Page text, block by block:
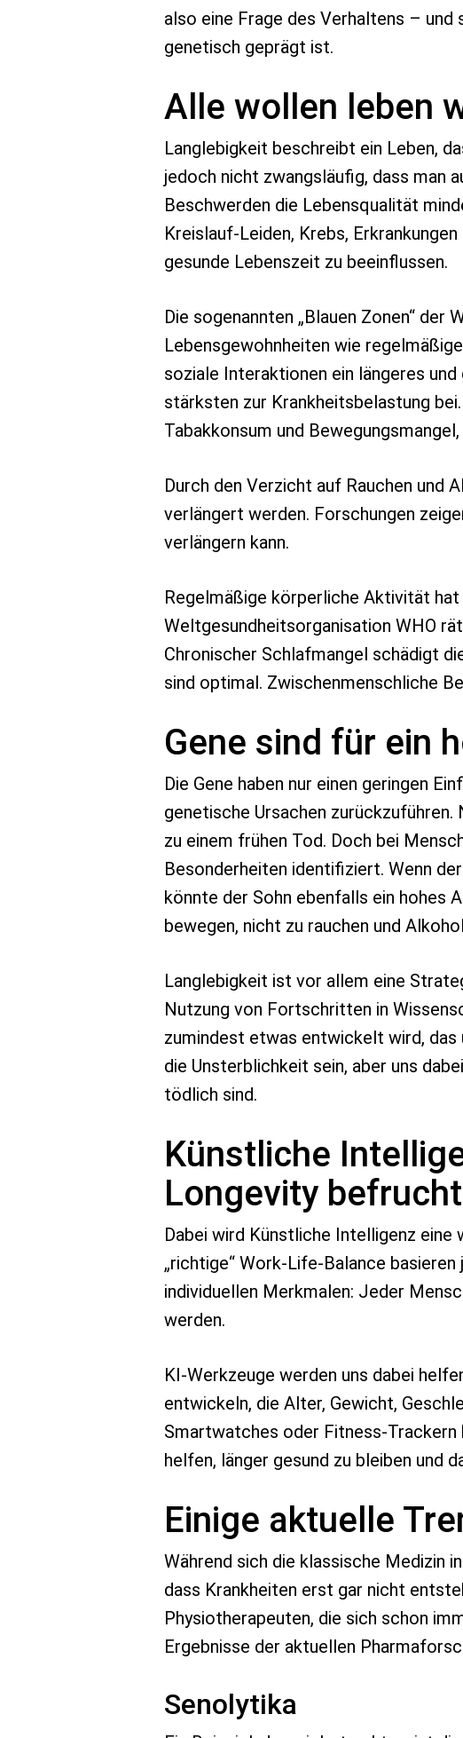
also eine Frage des Verhaltens –
genetisch geprägt ist.
Alle wollen leben
Langlebigkeit beschreibt ein Leben,
jedoch nicht zwangsläufig, dass man
Beschwerden die Lebensqualität
Kreislauf-Leiden, Krebs,
gesunde Lebenszeit zu beeinflussen.
Die sogenannten „Blauen Zonen“
Lebensgewohnheiten wie
soziale Interaktionen ein längeres
stärksten zur Krankheitsbelastung
Tabakkonsum und
Durch den Verzicht auf Rauchen und
verlängert werden. Forschungen
verlängern kann.
Regelmäßige körperliche Aktivität
Weltgesundheitsorganisation WHO
Chronischer Schlafmangel schädigt
sind optimal. Zwischenmenschliche
Gene sind für ein
Die Gene haben nur einen geringen
genetische Ursachen
zu einem frühen Tod. Doch bei
Besonderheiten identifiziert. Wenn
könnte der Sohn ebenfalls ein hohes
bewegen, nicht zu rauchen und
Langlebigkeit ist vor allem eine
Nutzung von Fortschritten in
zumindest etwas entwickelt wird, das
die Unsterblichkeit sein, aber uns
tödlich sind.
Künstliche
Longevity
Dabei wird Künstliche Intelligenz eine
„richtige“ Work-Life-Balance
individuellen Merkmalen: Jeder
werden.
KI-Werkzeuge werden uns dabei
entwickeln, die Alter, Gewicht,
Smartwatches oder Fitness-Trackern
helfen, länger gesund zu bleiben und
Einige aktuelle
Während sich die klassische Medizin
dass Krankheiten erst gar nicht
Physiotherapeuten, die sich schon
Ergebnisse der aktuellen
Senolytika